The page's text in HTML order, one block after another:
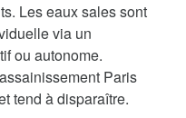
Les eaux sales sont
via un
ou autonome.
Paris
tend à disparaître.